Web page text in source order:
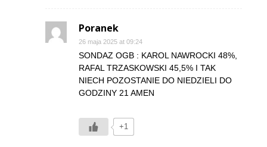
Poranek
26 maja 2025 at 09:24
SONDAZ OGB : KAROL NAWROCKI 48%,
RAFAL TRZASKOWSKI 45,5% I TAK
NIECH POZOSTANIE DO NIEDZIELI DO
GODZINY 21 AMEN
+1